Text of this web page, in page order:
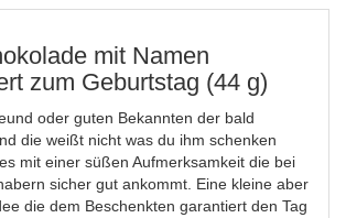
mit Namen
zum Geburtstag (44 g)
oder guten Bekannten der bald
die weißt nicht was du ihm schenken
mit einer süßen Aufmerksamkeit die bei
sicher gut ankommt. Eine kleine aber
die dem Beschenkten garantiert den Tag